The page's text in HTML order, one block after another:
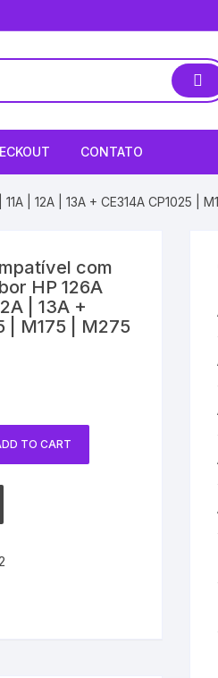
CONTATO
| 12A | 13A + CE314A CP1025 |
com
HP 126A
| 13A +
| M175 | M275
TO CART